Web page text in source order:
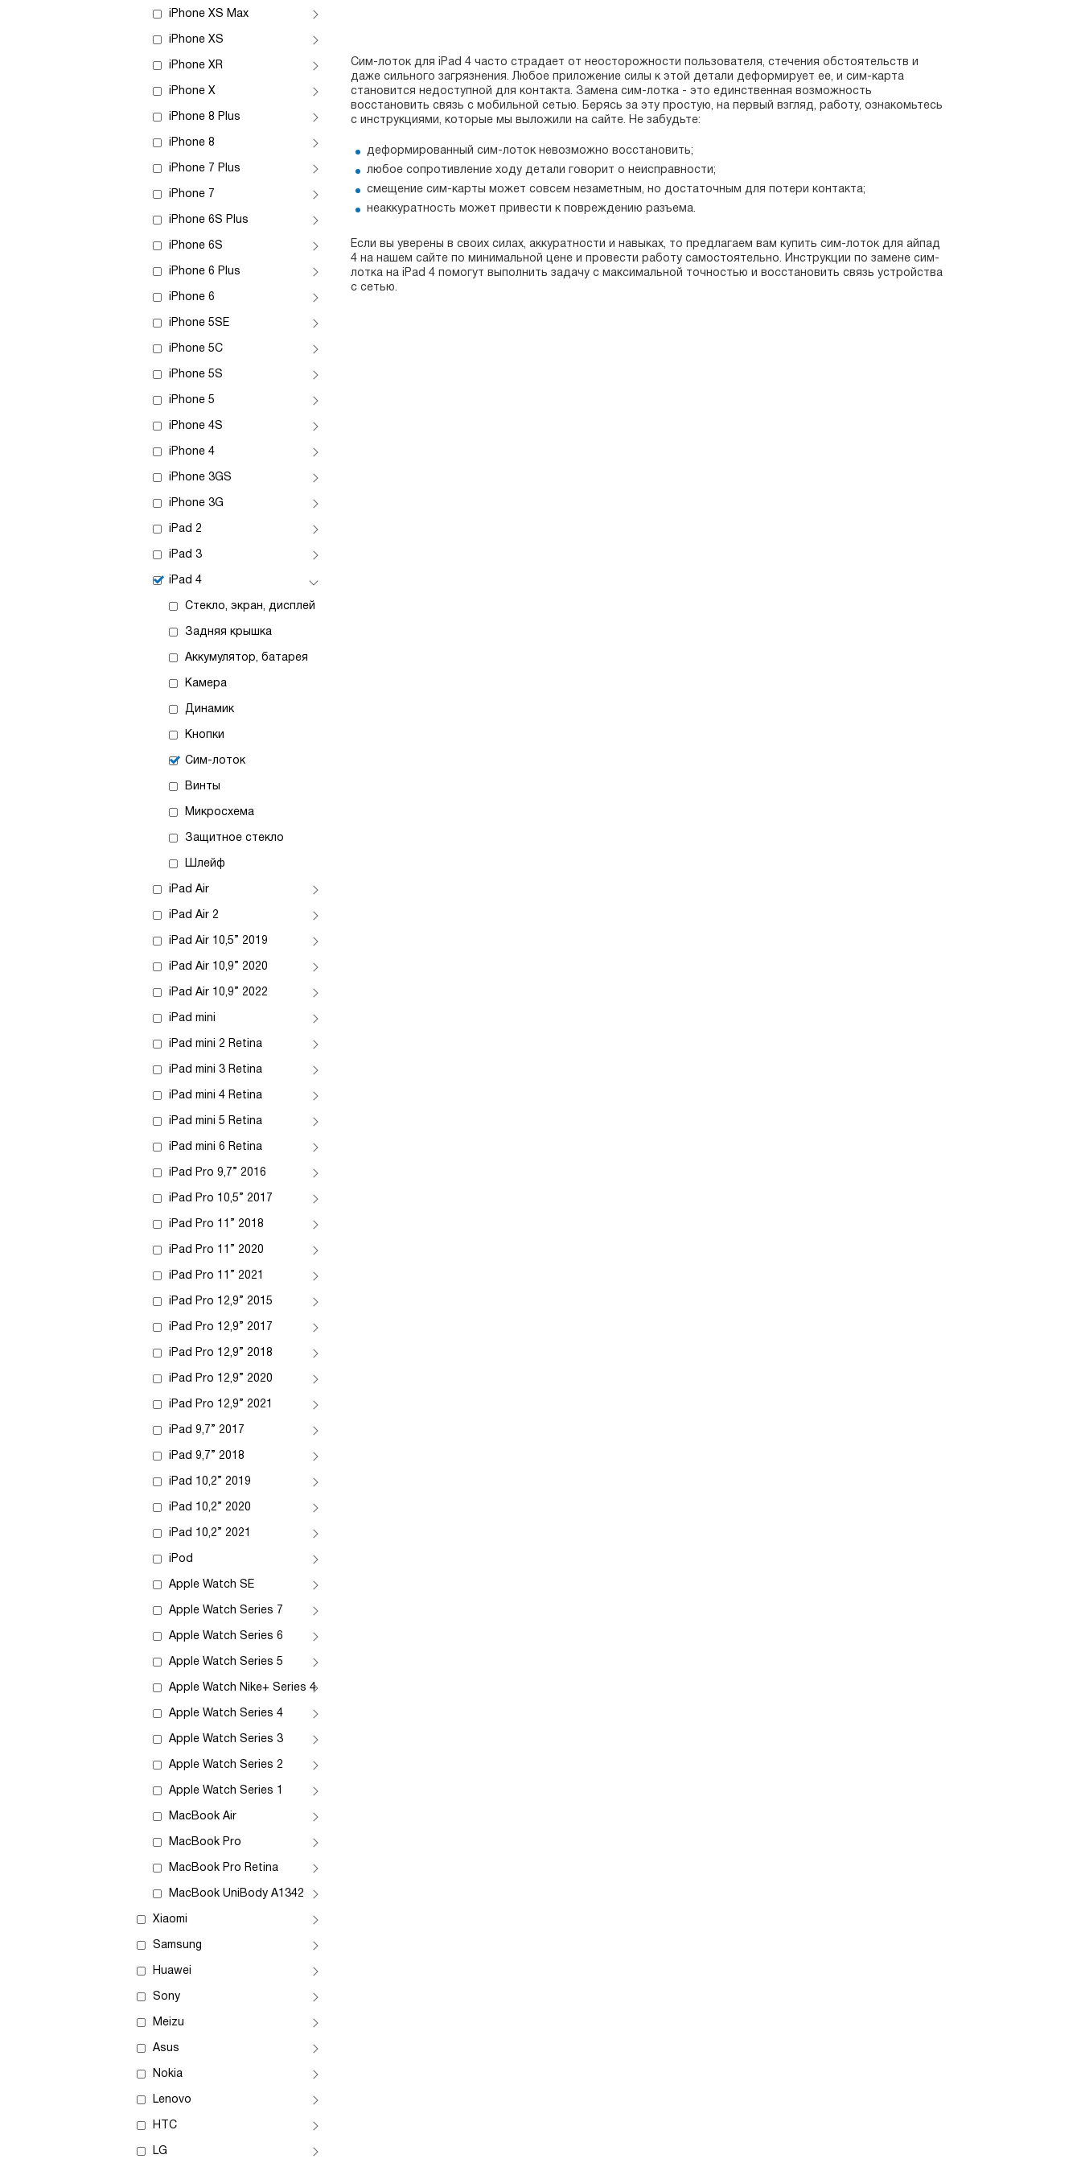
iPhone XS Max
iPhone XS
iPhone XR
iPhone X
iPhone 8 Plus
iPhone 8
iPhone 7 Plus
iPhone 7
iPhone 6S Plus
iPhone 6S
iPhone 6 Plus
iPhone 6
iPhone 5SE
iPhone 5C
iPhone 5S
iPhone 5
iPhone 4S
iPhone 4
iPhone 3GS
iPhone 3G
iPad 2
iPad 3
iPad 4
Стекло, экран, дисплей
Задняя крышка
Аккумулятор, батарея
Камера
Динамик
Кнопки
Сим-лоток
Винты
Микросхема
Защитное стекло
Шлейф
iPad Air
iPad Air 2
iPad Air 10,5” 2019
iPad Air 10,9” 2020
iPad Air 10,9” 2022
iPad mini
iPad mini 2 Retina
iPad mini 3 Retina
iPad mini 4 Retina
iPad mini 5 Retina
iPad mini 6 Retina
iPad Pro 9,7” 2016
iPad Pro 10,5” 2017
iPad Pro 11” 2018
iPad Pro 11” 2020
iPad Pro 11” 2021
iPad Pro 12,9” 2015
iPad Pro 12,9” 2017
iPad Pro 12,9” 2018
iPad Pro 12,9” 2020
iPad Pro 12,9” 2021
iPad 9,7” 2017
iPad 9,7” 2018
iPad 10,2” 2019
iPad 10,2” 2020
iPad 10,2” 2021
iPod
Apple Watch SE
Apple Watch Series 7
Apple Watch Series 6
Apple Watch Series 5
Apple Watch Nike+ Series 4
Apple Watch Series 4
Apple Watch Series 3
Apple Watch Series 2
Apple Watch Series 1
MacBook Air
MacBook Pro
MacBook Pro Retina
MacBook UniBody A1342
Xiaomi
Samsung
Huawei
Sony
Meizu
Asus
Nokia
Lenovo
HTC
LG
Сим-лоток для iPad 4 часто страдает от неосторожности пользователя, стечения обстоятельств и
даже сильного загрязнения. Любое приложение силы к этой детали деформирует ее, и сим-карта
становится недоступной для контакта. Замена сим-лотка - это единственная возможность
восстановить связь с мобильной сетью. Берясь за эту простую, на первый взгляд, работу, ознакомьтесь
с инструкциями, которые мы выложили на сайте. Не забудьте:
деформированный сим-лоток невозможно восстановить;
любое сопротивление ходу детали говорит о неисправности;
смещение сим-карты может совсем незаметным, но достаточным для потери контакта;
неаккуратность может привести к повреждению разъема.
Если вы уверены в своих силах, аккуратности и навыках, то предлагаем вам купить сим-лоток для айпад
4 на нашем сайте по минимальной цене и провести работу самостоятельно. Инструкции по замене сим-
лотка на iPad 4 помогут выполнить задачу с максимальной точностью и восстановить связь устройства
с сетью.